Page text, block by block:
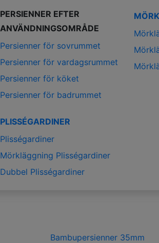
PERSIENNER EFTER
ANVÄNDNINGSOMRÅDE
Persienner för sovrummet
Persienner för vardagsrummet
Persienner för köket
Persienner för badrummet
PLISSÉGARDINER
Plisségardiner
Mörkläggning Plisségardiner
Dubbel Plisségardiner
Bambupersienner 35mm